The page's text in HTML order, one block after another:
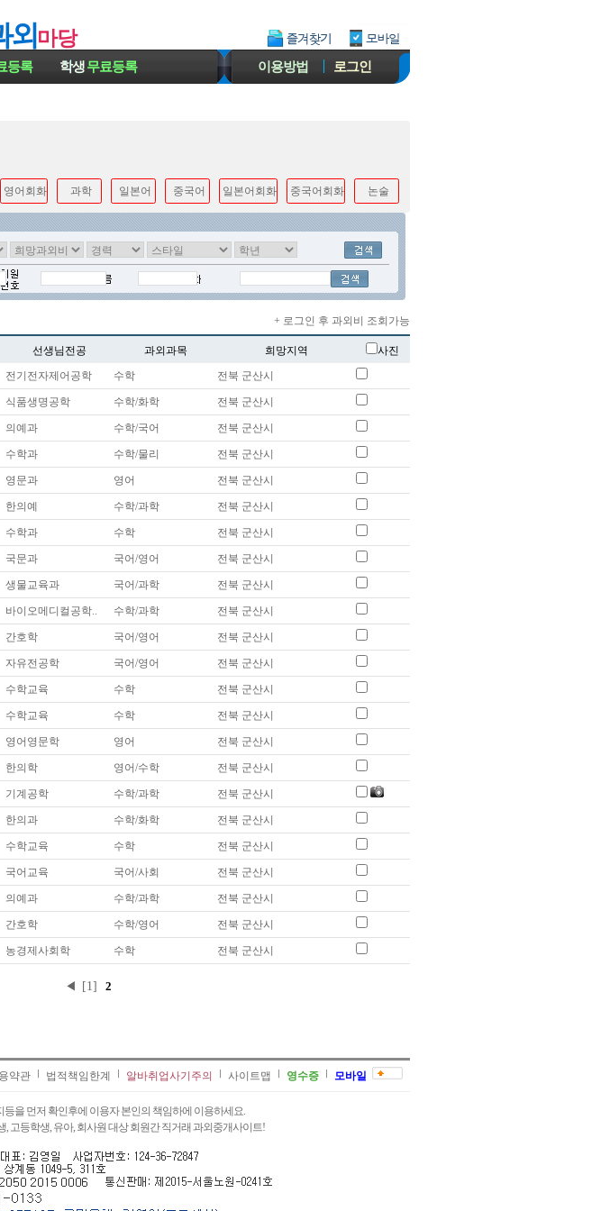
외마당
등록 학생무료등록 이용방법 로그인
영어회화 과학 일본어 중국어 일본어회화 중국어회화 논술
+ 로그인 후 과외비 조회가능
선생님전공 과외과목 희망지역
사진
전기전자제어공학 수학 전북 군산시
식품생명공학 수학/화학 전북 군산시
의예과 수학/국어 전북 군산시
수학과 수학/물리 전북 군산시
영문과 영어 전북 군산시
한의예 수학/과학 전북 군산시
수학과 수학 전북 군산시
국문과 국어/영어 전북 군산시
생물교육과 국어/과학 전북 군산시
바이오메디컬공학.. 수학/과학 전북 군산시
간호학 국어/영어 전북 군산시
자유전공학 국어/영어 전북 군산시
수학교육 수학 전북 군산시
수학교육 수학 전북 군산시
영어영문학 영어 전북 군산시
한의학 영어/수학 전북 군산시
기계공학 수학/과학 전북 군산시
한의과 수학/화학 전북 군산시
수학교육 수학 전북 군산시
국어교육 국어/사회 전북 군산시
의예과 수학/과학 전북 군산시
간호학 수학/영어 전북 군산시
농경제사회학 수학 전북 군산시
◀ [1] 2
약관 법적책임한계 알바취업사기주의 사이트맵 영수증 모바일
등을 먼저 확인후에 이용자 본인의 책임하에 이용하세요.
, 고등학생, 유아, 회사원 대상 회원간 직거래 과외중개사이트!